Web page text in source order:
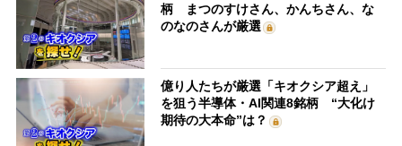
柄 まつのすけさん、かんちさん、な
のなのさんが厳選
億り人たちが厳選「キオクシア超え」
を狙う半導体・AI関連8銘柄 “大化け
期待の大本命”は？